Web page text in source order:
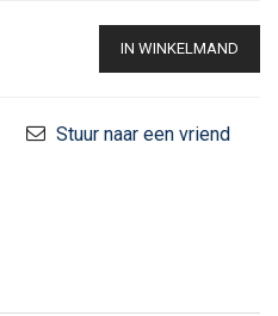
IN WINKELMAND
Stuur naar een vriend